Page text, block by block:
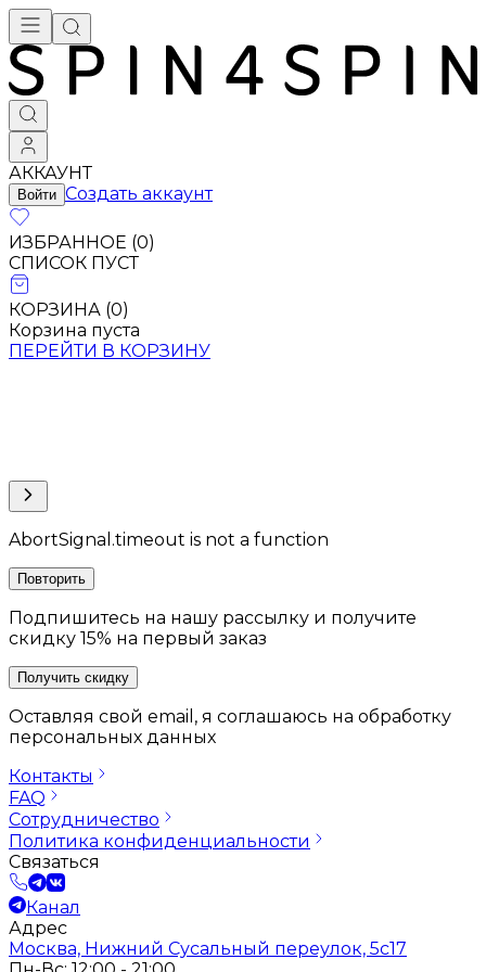
АККАУНТ
Войти Создать аккаунт
ИЗБРАННОЕ (0)
СПИСОК ПУСТ
КОРЗИНА (0)
Корзина пуста
ПЕРЕЙТИ В КОРЗИНУ
AbortSignal.timeout is not a function
Повторить
Подпишитесь на нашу рассылку и получите
скидку 15% на первый заказ
Получить скидку
Оставляя свой email, я соглашаюсь на обработку
персональных данных
Контакты
FAQ
Сотрудничество
Политика конфиденциальности
Связаться
Канал
Адрес
Москва, Нижний Сусальный переулок, 5с17